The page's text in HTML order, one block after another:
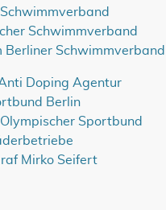
Schwimmverband
Schwimmverband
Berliner Schwimmverband
Doping Agentur
Berlin
Olympischer Sportbund
Mirko Seifert